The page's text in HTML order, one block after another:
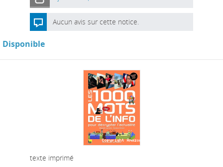
Aucun avis sur cette notice.
Disponible
texte imprimé